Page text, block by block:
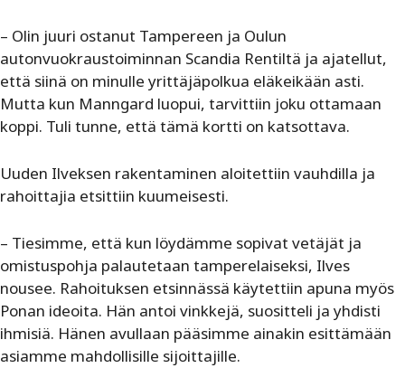
– Olin juuri ostanut Tampereen ja Oulun
autonvuokraustoiminnan Scandia Rentiltä ja ajatellut,
että siinä on minulle yrittäjäpolkua eläkeikään asti.
Mutta kun Manngard luopui, tarvittiin joku ottamaan
koppi. Tuli tunne, että tämä kortti on katsottava.
Uuden Ilveksen rakentaminen aloitettiin vauhdilla ja
rahoittajia etsittiin kuumeisesti.
– Tiesimme, että kun löydämme sopivat vetäjät ja
omistuspohja palautetaan tamperelaiseksi, Ilves
nousee. Rahoituksen etsinnässä käytettiin apuna myös
Ponan ideoita. Hän antoi vinkkejä, suositteli ja yhdisti
ihmisiä. Hänen avullaan pääsimme ainakin esittämään
asiamme mahdollisille sijoittajille.